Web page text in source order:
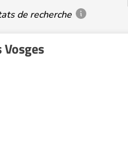
de recherche